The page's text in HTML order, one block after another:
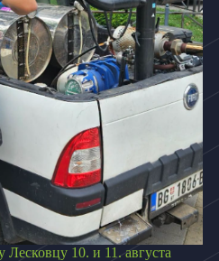
10. и 11. августа